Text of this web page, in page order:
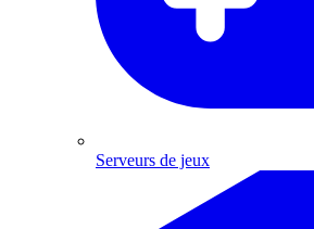
Serveurs de jeux